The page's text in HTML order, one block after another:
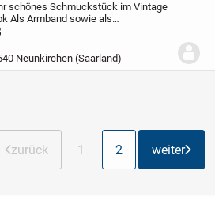
schönes Schmuckstück im Vintage
Als Armband sowie als
Schulterbrosche einsetzbar
Neunkirchen (Saarland)
zurück 1 2 weiter